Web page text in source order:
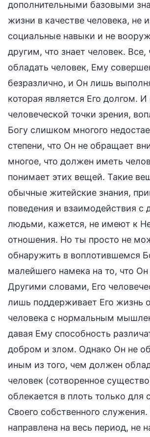
дополнительными базовыми
жизни в качестве человека, не
социальные навыки и не
другим, что знает человек.
обладать человек, Ему
безразлично, и Он лишь
которая является Его долгом. И
человеческой точки зрения,
Богу слишком многого
степени, что Он не обращает
многое, что должен иметь
понимает этих вещей. Такие
обычные житейские знания,
поведения и взаимодействия с
людьми, кажется, не имеют к
отношения. Но ты просто не
обнаружить в воплотившемся
малейшего намека на то, что
Другими словами, Его
лишь поддерживает Его жизнь
человека с нормальным
давая Ему способность
добром и злом. Однако Он не
иным из того, чем должен
человек (сотворенное
облекается в плоть только для
Своего собственного служения.
направлена на весь период, не